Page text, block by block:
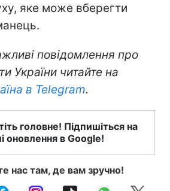
яке може вберегти
повідомлення про
України читайте на
в Telegram.
головне! Підпишіться на
оновлення в Google!
нас там, де вам зручно!